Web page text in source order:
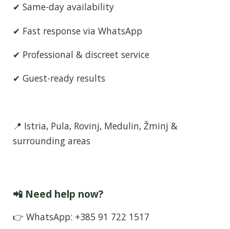
✔ Same-day availability
✔ Fast response via WhatsApp
✔ Professional & discreet service
✔ Guest-ready results
📍 Istria, Pula, Rovinj, Medulin, Žminj &
surrounding areas
📲 Need help now?
👉 WhatsApp: +385 91 722 1517